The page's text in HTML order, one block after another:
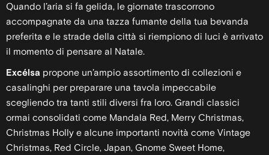
Quando l’aria si fa gelida, le giornate trascorrono
accompagnate da una tazza fumante della tua bevanda
preferita e le strade della città si riempiono di luci è arrivato
il momento di pensare al Natale.
Excélsa propone un’ampio assortimento di collezioni e
casalinghi per preparare una tavola impeccabile
scegliendo tra tanti stili diversi fra loro. Grandi classici
ormai consolidati come Mandala Red, Merry Christmas,
Christmas Holly e alcune importanti novità come Vintage
Christmas, Red Circle, Japan, Gnome Sweet Home,